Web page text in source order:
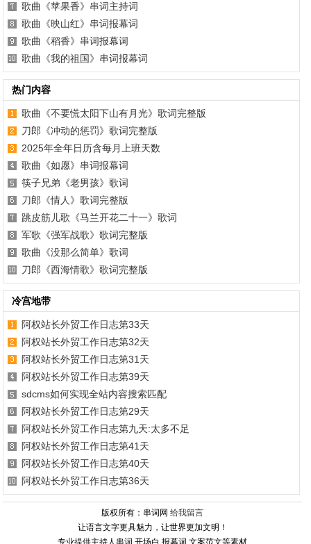
歌曲《苹果香》串词主持词
歌曲《映山红》串词报幕词
歌曲《稻香》串词报幕词
歌曲《我的祖国》串词报幕词
热门内容
歌曲《不要慌太阳下山有月光》歌词完整版
刀郎《冲动的惩罚》歌词完整版
2025年全年日历含每月上班天数
歌曲《如愿》串词报幕词
筷子兄弟《老男孩》歌词
刀郎《情人》歌词完整版
跳皮筋儿歌《马兰开花二十一》歌词
军歌《强军战歌》歌词完整版
歌曲《没那么简单》歌词
刀郎《西海情歌》歌词完整版
冷宫地带
阿权站长外贸工作日志第33天
阿权站长外贸工作日志第32天
阿权站长外贸工作日志第31天
阿权站长外贸工作日志第39天
sdcms如何实现全站内容搜索匹配
阿权站长外贸工作日志第29天
阿权站长外贸工作日志第九天:太多不足
阿权站长外贸工作日志第41天
阿权站长外贸工作日志第40天
阿权站长外贸工作日志第36天
版权所有：串词网给我留言
让语言文字更具魅力，让世界更加文明！
专业提供主持人串词 开场白 报幕词 文案范文等素材